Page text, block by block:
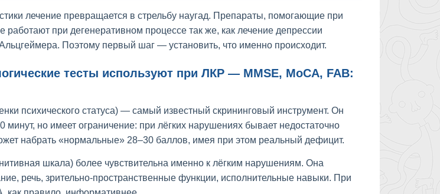
лечение превращается в стрельбу наугад. Препараты, помогающие при
работают при дегенеративном процессе так же, как лечение депрессии
Поэтому первый шаг — установить, что именно происходит.
тесты используют при ЛКР — MMSE, MoCA, FAB:
психического статуса) — самый известный скрининговый инструмент. Он
минут, но имеет ограничение: при лёгких нарушениях бывает недостаточно
набрать «нормальные» 28–30 баллов, имея при этом реальный дефицит.
шкала) более чувствительна именно к лёгким нарушениям. Она
речь, зрительно-пространственные функции, исполнительные навыки. При